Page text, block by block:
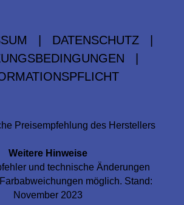
DATENSCHUTZ
Preisempfehlung des Herstellers
Weitere Hinweise
und technische Änderungen
möglich. Stand:
November 2023